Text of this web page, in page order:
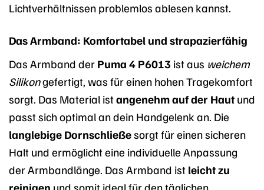
Lichtverhältnissen problemlos ablesen kannst.
Das Armband: Komfortabel und strapazierfähig
Das Armband der Puma 4 P6013 ist aus weichem
Silikongefertigt, was für einen hohen Tragekomfort
sorgt. Das Material ist angenehm auf der Haut und
passt sich optimal an dein Handgelenk an. Die
langlebige Dornschließesorgt für einen sicheren
Halt und ermöglicht eine individuelle Anpassung
der Armbandlänge. Das Armband ist leicht zu
reinigen und somit ideal für den täglichen